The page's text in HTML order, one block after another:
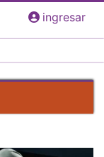
ingresar